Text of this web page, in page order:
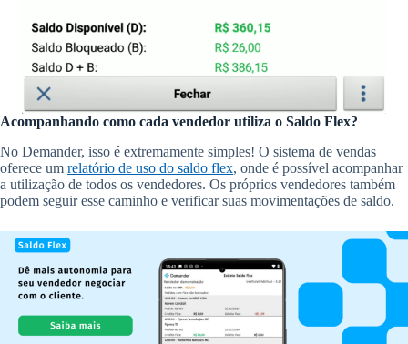
Acompanhando como cada vendedor utiliza o Saldo Flex?
No Demander, isso é extremamente simples! O sistema de vendas
oferece um relatório de uso do saldo flex, onde é possível acompanhar
a utilização de todos os vendedores. Os próprios vendedores também
podem seguir esse caminho e verificar suas movimentações de saldo.